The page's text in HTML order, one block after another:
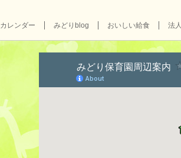
カレンダー みどりblog おいしい給食 法